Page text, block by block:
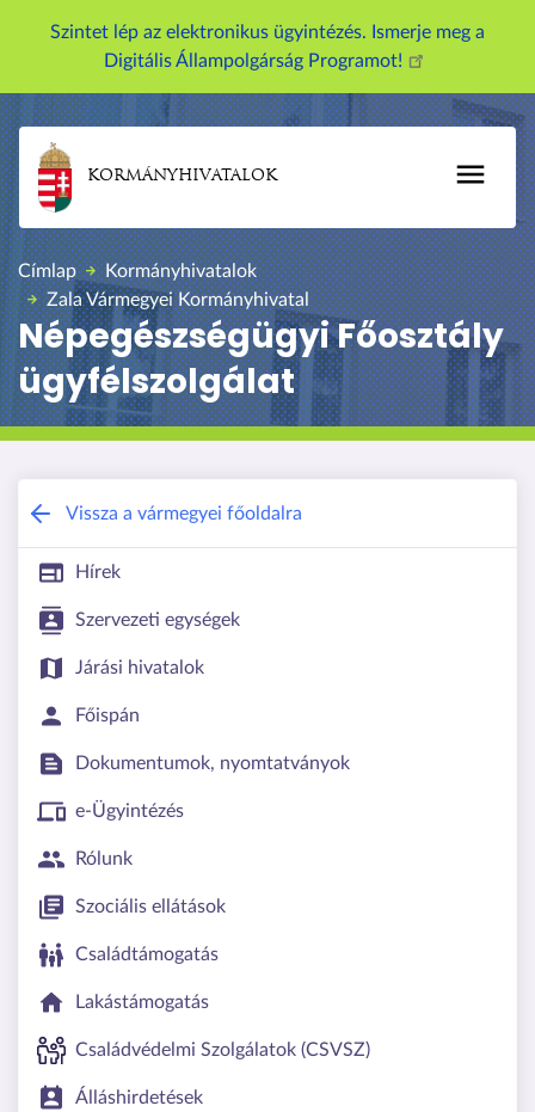
á
a
a
r
t
a
l
o
m
Szintet lép az elektronikus ügyintézés. Ismerje meg a
Digitális Állampolgárság Programot!
KORMÁNYHIVATALOK
Címlap
Kormányhivatalok
Zala Vármegyei Kormányhivatal
Népegészségügyi Főosztály
ügyfélszolgálat
Zala Vármegyei Kormányhivatal
Vissza a vármegyei főoldalra
Hírek
Szervezeti egységek
Járási hivatalok
Főispán
Dokumentumok, nyomtatványok
e-Ügyintézés
Rólunk
Szociális ellátások
Családtámogatás
Lakástámogatás
Családvédelmi Szolgálatok (CSVSZ)
Álláshirdetések